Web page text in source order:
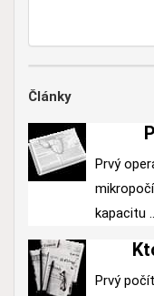
Články
Prvý
kapacitu
Prvý